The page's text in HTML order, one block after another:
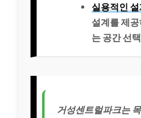
실용적인 설
설계를 제
는 공간 선
거성센트럴파크는